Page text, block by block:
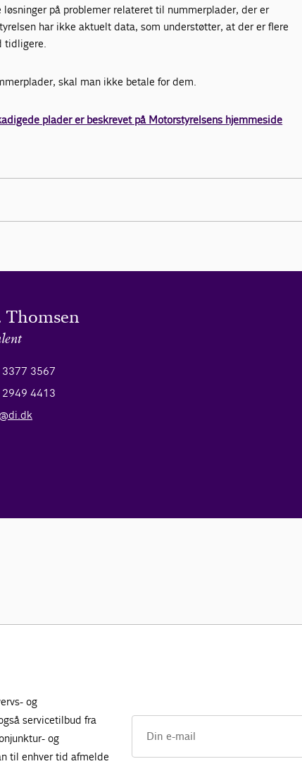
på problemer relateret til nummerplader, der er
har ikke aktuelt data, som understøtter, at der er flere
tidligere.
skal man ikke betale for dem.
plader er beskrevet på Motorstyrelsens hjemmeside
3377 3567
2949 4413
og
servicetilbud fra
og
til enhver tid afmelde